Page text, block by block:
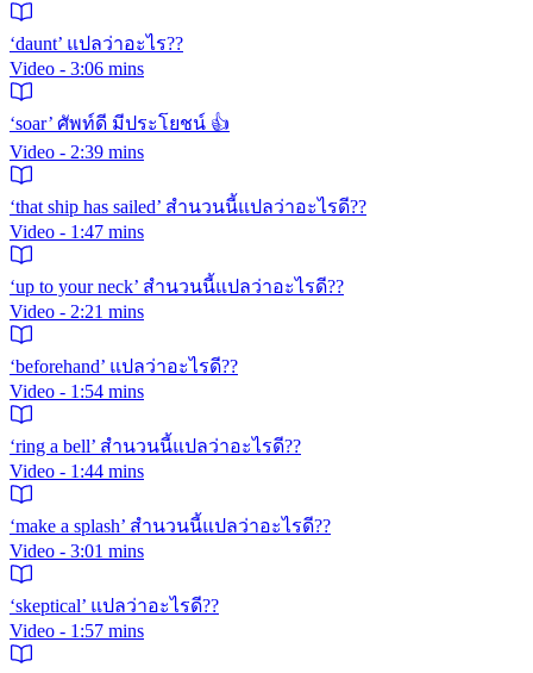
‘daunt’ แปลว่าอะไร??
Video - 3:06 mins
‘soar’ ศัพท์ดี มีประโยชน์ 👍
Video - 2:39 mins
‘that ship has sailed’ สำนวนนี้แปลว่าอะไรดี??
Video - 1:47 mins
‘up to your neck’ สำนวนนี้แปลว่าอะไรดี??
Video - 2:21 mins
‘beforehand’ แปลว่าอะไรดี??
Video - 1:54 mins
‘ring a bell’ สำนวนนี้แปลว่าอะไรดี??
Video - 1:44 mins
‘make a splash’ สำนวนนี้แปลว่าอะไรดี??
Video - 3:01 mins
‘skeptical’ แปลว่าอะไรดี??
Video - 1:57 mins